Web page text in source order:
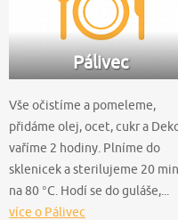
Pálivec
Vše očistíme a pomeleme,
přidáme olej, ocet, cukr a
vaříme 2 hodiny. Plníme do
sklenicek a sterilujeme 20
na 80 °C. Hodí se do guláše,...
více o Pálivec